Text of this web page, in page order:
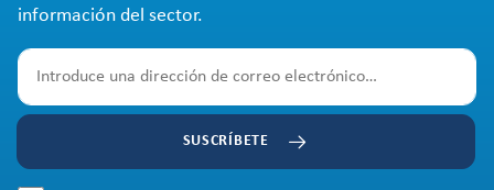
información del sector.
SUSCRÍBETE